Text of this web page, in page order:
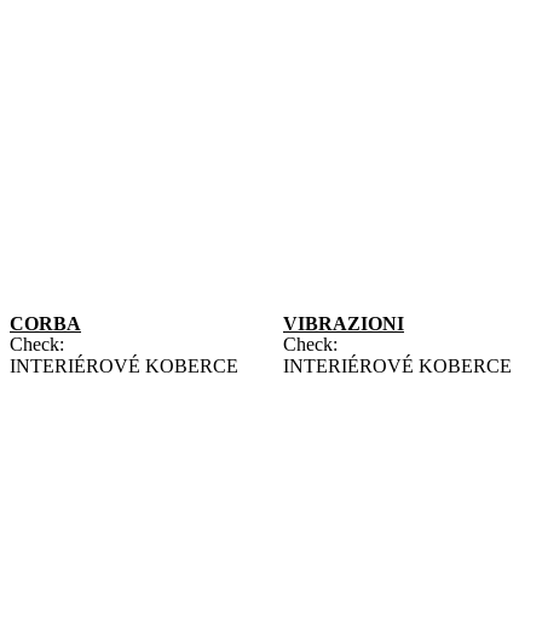
CORBA
Check:
INTERIÉROVÉ KOBERCE
VIBRAZIONI
Check:
INTERIÉROVÉ KOBERCE